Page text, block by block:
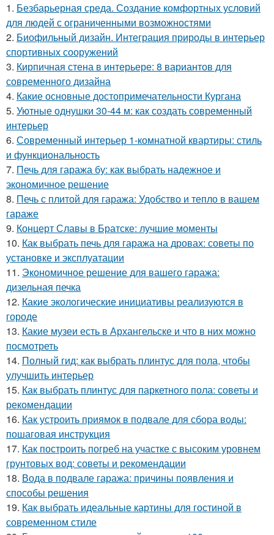
1. Безбарьерная среда. Создание комфортных условий
для людей с ограниченными возможностями
2. Биофильный дизайн. Интеграция природы в интерьер
спортивных сооружений
3. Кирпичная стена в интерьере: 8 вариантов для
современного дизайна
4. Какие основные достопримечательности Кургана
5. Уютные однушки 30-44 м: как создать современный
интерьер
6. Современный интерьер 1-комнатной квартиры: стиль
и функциональность
7. Печь для гаража бу: как выбрать надежное и
экономичное решение
8. Печь с плитой для гаража: Удобство и тепло в вашем
гараже
9. Концерт Славы в Братске: лучшие моменты
10. Как выбрать печь для гаража на дровах: советы по
установке и эксплуатации
11. Экономичное решение для вашего гаража:
дизельная печка
12. Какие экологические инициативы реализуются в
городе
13. Какие музеи есть в Архангельске и что в них можно
посмотреть
14. Полный гид: как выбрать плинтус для пола, чтобы
улучшить интерьер
15. Как выбрать плинтус для паркетного пола: советы и
рекомендации
16. Как устроить приямок в подвале для сбора воды:
пошаговая инструкция
17. Как построить погреб на участке с высоким уровнем
грунтовых вод: советы и рекомендации
18. Вода в подвале гаража: причины появления и
способы решения
19. Как выбрать идеальные картины для гостиной в
современном стиле